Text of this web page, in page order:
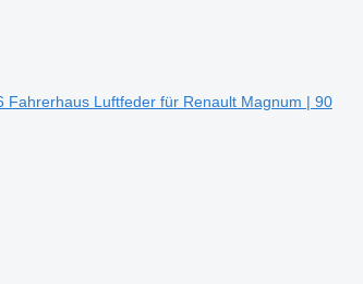
Fahrerhaus Luftfeder für Renault Magnum | 90